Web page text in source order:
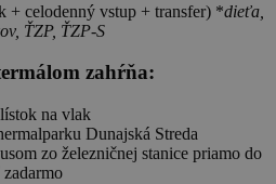
+ celodenný vstup + transfer) *dieťa,
ŤZP, ŤZP-S
zahŕňa:
na vlak
Dunajská Streda
zo železničnej stanice priamo do